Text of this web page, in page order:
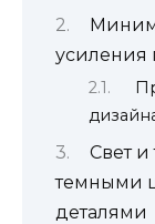
усиления
Свет и
темными
деталями